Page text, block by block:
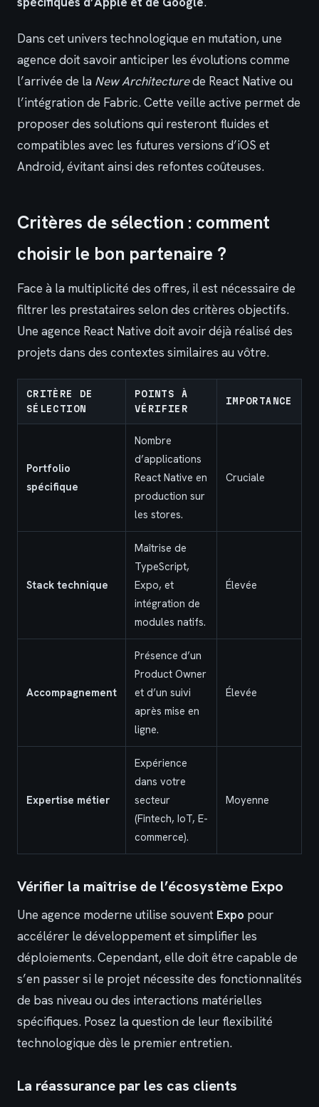
Dans cet univers technologique en mutation, une
agence doit savoir anticiper les évolutions comme
l’arrivée de la New Architecturede React Native ou
l’intégration de Fabric. Cette veille active permet de
proposer des solutions qui resteront fluides et
compatibles avec les futures versions d’iOS et
Android, évitant ainsi des refontes coûteuses.
Critères de sélection : comment
choisir le bon partenaire ?
Face à la multiplicité des offres, il est nécessaire de
filtrer les prestataires selon des critères objectifs.
Une agence React Native doit avoir déjà réalisé des
projets dans des contextes similaires au vôtre.
CRITÈRE DE
SÉLECTION
POINTS À
VÉRIFIER
IMPORTANCE
Portfolio
spécifique
Nombre
d’applications
React Native en
production sur
les stores.
Cruciale
Stack technique
Maîtrise de
TypeScript,
Expo, et
intégration de
modules natifs.
Élevée
Accompagnement
Présence d’un
Product Owner
et d’un suivi
après mise en
ligne.
Élevée
Expertise métier
Expérience
dans votre
secteur
(Fintech, IoT, E-
commerce).
Moyenne
Vérifier la maîtrise de l’écosystème Expo
Une agence moderne utilise souvent Expo pour
accélérer le développement et simplifier les
déploiements. Cependant, elle doit être capable de
s’en passer si le projet nécessite des fonctionnalités
de bas niveau ou des interactions matérielles
spécifiques. Posez la question de leur flexibilité
technologique dès le premier entretien.
La réassurance par les cas clients